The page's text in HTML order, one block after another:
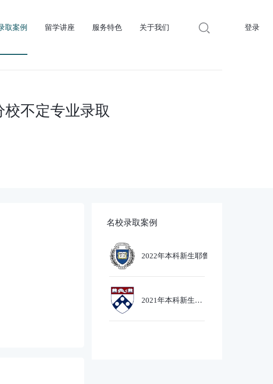
取案例 留学讲座 服务特色 关于我们 登录
不定专业录取
名校录取案例
2022年本科新生耶鲁大学
2021年本科新生芝